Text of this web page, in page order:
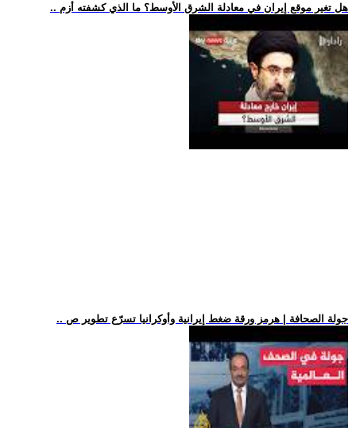
.. هل تغير موقع إيران في معادلة الشرق الأوسط؟ ما الذي كشفته أزم
.. جولة الصحافة | هرمز ورقة ضغط إيرانية وأوكرانيا تسرّع تطوير ص